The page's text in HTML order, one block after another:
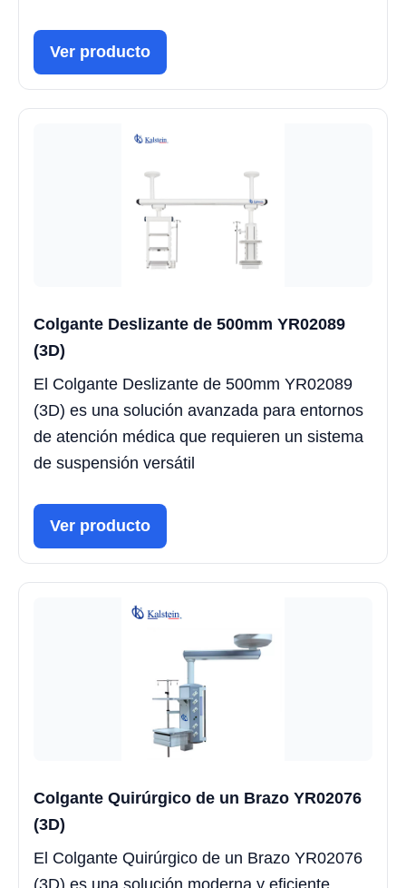
Ver producto
Colgante Deslizante de 500mm YR02089
(3D)
El Colgante Deslizante de 500mm YR02089
(3D) es una solución avanzada para entornos
de atención médica que requieren un sistema
de suspensión versátil
Ver producto
Colgante Quirúrgico de un Brazo YR02076
(3D)
El Colgante Quirúrgico de un Brazo YR02076